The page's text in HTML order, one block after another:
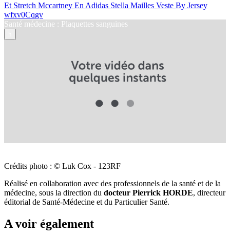
Et Stretch Mccartney En Adidas Stella Mailles Veste By Jersey
wfxv0Cqgv
Santé médecine : Plaquettes sanguines
Crédits photo : © Luk Cox - 123RF
Réalisé en collaboration avec des professionnels de la santé et de la
médecine, sous la direction du docteur Pierrick HORDE, directeur
éditorial de Santé-Médecine et du Particulier Santé.
A voir également